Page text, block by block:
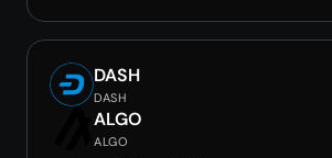
DASH
DASH
ALGO
ALGO